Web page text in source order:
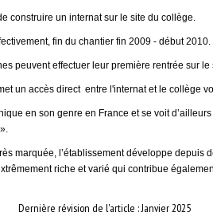
construire un internat sur le site du collège.
fin du chantier fin 2009 - début 2010.
peuvent effectuer leur première rentrée sur le
un accès direct entre l'internat et le collège
en son genre en France et se voit
marquée, l’établissement développe depuis
riche et varié qui contribue
Dernière révision de l'article : Janvier 2025